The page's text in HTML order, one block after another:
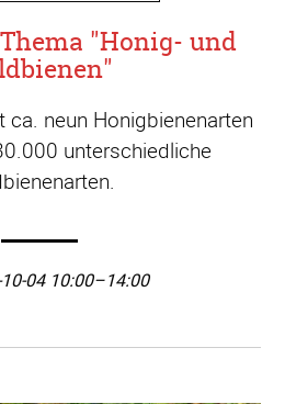
"Honig- und
ca. neun Honigbienenarten
unterschiedliche
04 10:00–14:00